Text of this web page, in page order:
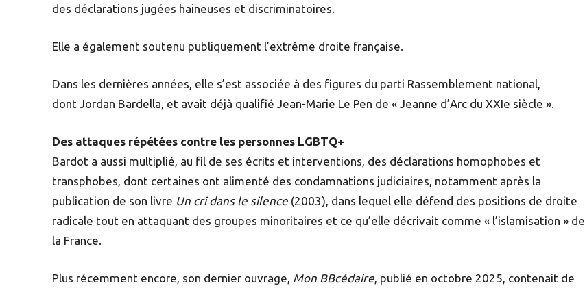
des déclarations jugées haineuses et discriminatoires.
Elle a également soutenu publiquement l’extrême droite française.
Dans les dernières années, elle s’est associée à des figures du parti Rassemblement national,
dont Jordan Bardella, et avait déjà qualifié Jean-Marie Le Pen de « Jeanne d’Arc du XXIe siècle ».
Des attaques répétées contre les personnes LGBTQ+
Bardot a aussi multiplié, au fil de ses écrits et interventions, des déclarations homophobes et
transphobes, dont certaines ont alimenté des condamnations judiciaires, notamment après la
publication de son livre Un cri dans le silence (2003), dans lequel elle défend des positions de droite
radicale tout en attaquant des groupes minoritaires et ce qu’elle décrivait comme « l’islamisation » de
la France.
Plus récemment encore, son dernier ouvrage, Mon BBcédaire , publié en octobre 2025, contenait de